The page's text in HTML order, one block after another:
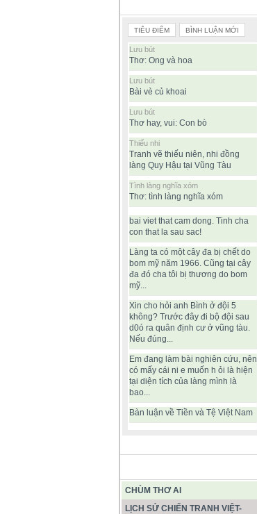
TIÊU ĐIỂM BÌNH LUẬN MỚI
Lưu bút
Thơ: Ong và hoa
Lưu bút
Bài vè củ khoai
Lưu bút
Thơ hay, vui: Con bò
Thiếu nhi
Tranh vẽ thiếu niên, nhi đồng
làng Quy Hậu tại Vũng Tàu
Tình làng nghĩa xóm
Thơ: tình làng nghĩa xóm
bai viet that cam dong. Tinh cha
con that la sau sac!
Làng ta có một cây đa bị chết do
bom mỹ năm 1966. Cũng tại cây
đa đó cha tôi bị thương do bom
mỹ...
Xin cho hỏi anh Bình ở đội 5
không? Trước đây đi bộ đội sau
d0ó ra quân định cư ở vũng tàu.
Nếu đúng...
Em đang làm bài nghiên cứu, nên
có mấy cái ni e muốn h ỏi là hiện
tại diện tích của làng mình là
bao...
Bàn luận về Tiền và Tệ Việt Nam
CHÙM THƠ AI
LỊCH SỬ CHIẾN TRANH VIỆT-